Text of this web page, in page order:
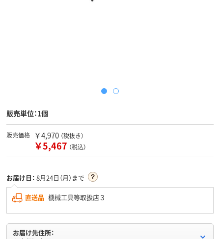
販売単位：1個
販売価格 ￥4,970 （税抜き）
￥5,467 （税込）
お届け日： 8月24日（月）まで
直送品 機械工具等取扱店３
お届け先住所：